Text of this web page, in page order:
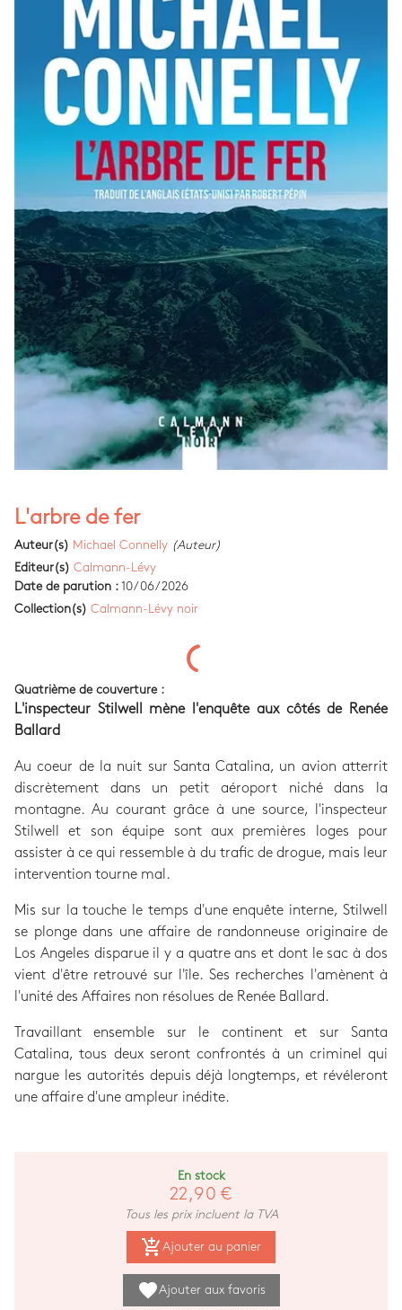
L'arbre de fer
Auteur(s) Michael Connelly (Auteur)
Editeur(s) Calmann-Lévy
Date de parution : 10/06/2026
Collection(s) Calmann-Lévy noir
Quatrième de couverture :
L'inspecteur Stilwell mène l'enquête aux côtés de Renée
Ballard
Au coeur de la nuit sur Santa Catalina, un avion atterrit
discrètement dans un petit aéroport niché dans la
montagne. Au courant grâce à une source, l'inspecteur
Stilwell et son équipe sont aux premières loges pour
assister à ce qui ressemble à du trafic de drogue, mais leur
intervention tourne mal.
Mis sur la touche le temps d'une enquête interne, Stilwell
se plonge dans une affaire de randonneuse originaire de
Los Angeles disparue il y a quatre ans et dont le sac à dos
vient d'être retrouvé sur l'île. Ses recherches l'amènent à
l'unité des Affaires non résolues de Renée Ballard.
Travaillant ensemble sur le continent et sur Santa
Catalina, tous deux seront confrontés à un criminel qui
nargue les autorités depuis déjà longtemps, et révéleront
une affaire d'une ampleur inédite.
En stock
22,90 €
Tous les prix incluent la TVA
add_shopping_cart Ajouter au panier
favoriteAjouter aux favoris